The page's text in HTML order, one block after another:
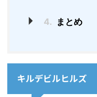
4. まとめ
キルデビルヒルズ